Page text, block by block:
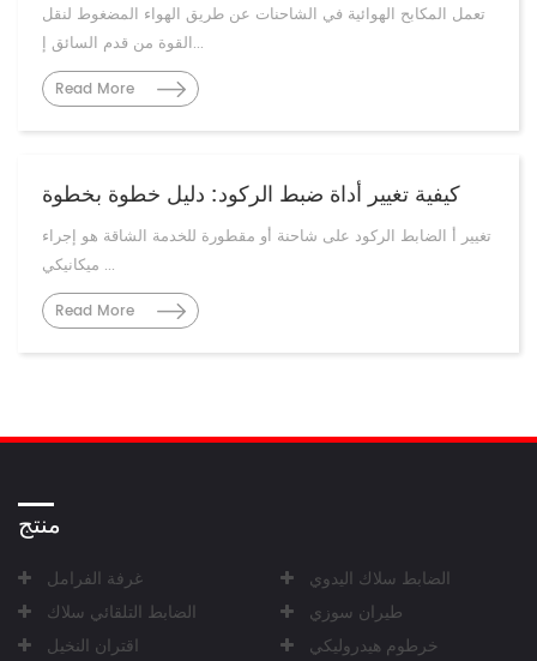
تعمل المكابح الهوائية في الشاحنات عن طريق الهواء المضغوط لنقل
القوة من قدم السائق إ...
Read More
كيفية تغيير أداة ضبط الركود: دليل خطوة بخطوة
تغيير أ الضابط الركود على شاحنة أو مقطورة للخدمة الشاقة هو إجراء
ميكانيكي ...
Read More
منتج
غرفة الفرامل
الضابط سلاك اليدوي
الضابط التلقائي سلاك
طيران سوزي
اقتران النخيل
خرطوم هيدروليكي